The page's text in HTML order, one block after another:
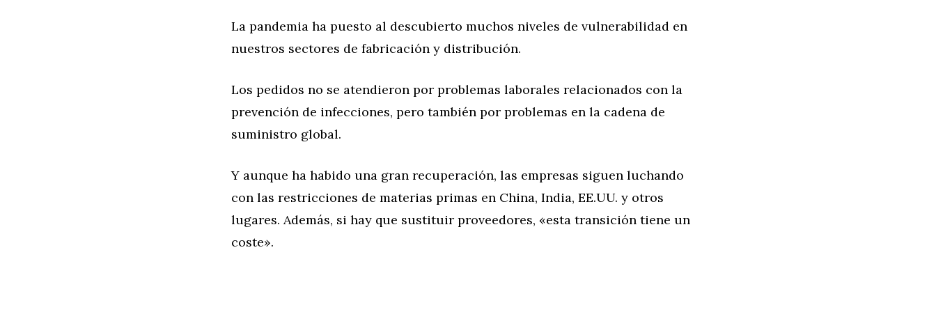
La pandemia ha puesto al descubierto muchos niveles de vulnerabilidad en
nuestros sectores de fabricación y distribución.
Los pedidos no se atendieron por problemas laborales relacionados con la
prevención de infecciones, pero también por problemas en la cadena de
suministro global.
Y aunque ha habido una gran recuperación, las empresas siguen luchando
con las restricciones de materias primas en China, India, EE.UU. y otros
lugares. Además, si hay que sustituir proveedores, «esta transición tiene un
coste».